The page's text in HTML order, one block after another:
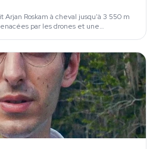
Arjan Roskam à cheval jusqu'à 3 550 m
par les drones et une